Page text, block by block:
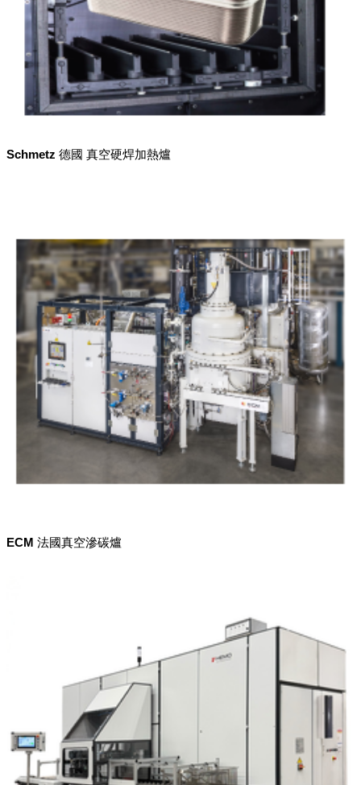
Schmetz 德國 真空硬焊加熱爐
ECM 法國真空滲碳爐